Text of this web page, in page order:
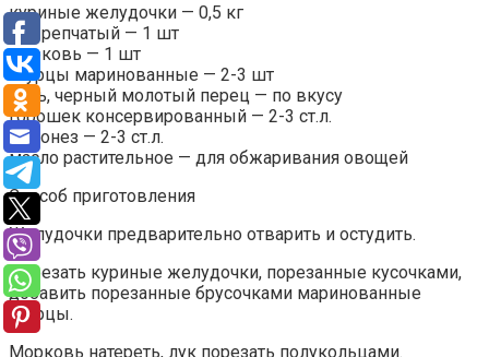
куриные желудочки — 0,5 кг
лук репчатый — 1 шт
морковь — 1 шт
огурцы маринованные — 2-3 шт
соль, черный молотый перец — по вкусу
горошек консервированный — 2-3 ст.л.
майонез — 2-3 ст.л.
масло растительное — для обжаривания овощей
Способ приготовления
Желудочки предварительно отварить и остудить.
Порезать куриные желудочки, порезанные кусочками,
добавить порезанные брусочками маринованные
огурцы.
Морковь натереть, лук порезать полукольцами.